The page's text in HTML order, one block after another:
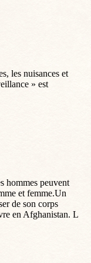
les nuisances et
» est
hommes peuvent
et femme.Un
de son corps
en Afghanistan. L